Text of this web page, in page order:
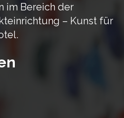
im Bereich der
– Kunst für